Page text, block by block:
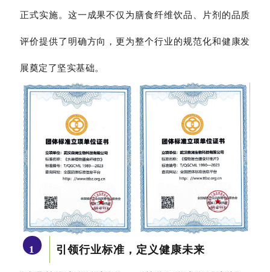
正式实施。这一成果不仅为膳食纤维饮品、片剂的品质
评价提供了明确方向，更为整个行业的规范化和健康发
展奠定了坚实基础。
1 引领行业标准，定义健康未来